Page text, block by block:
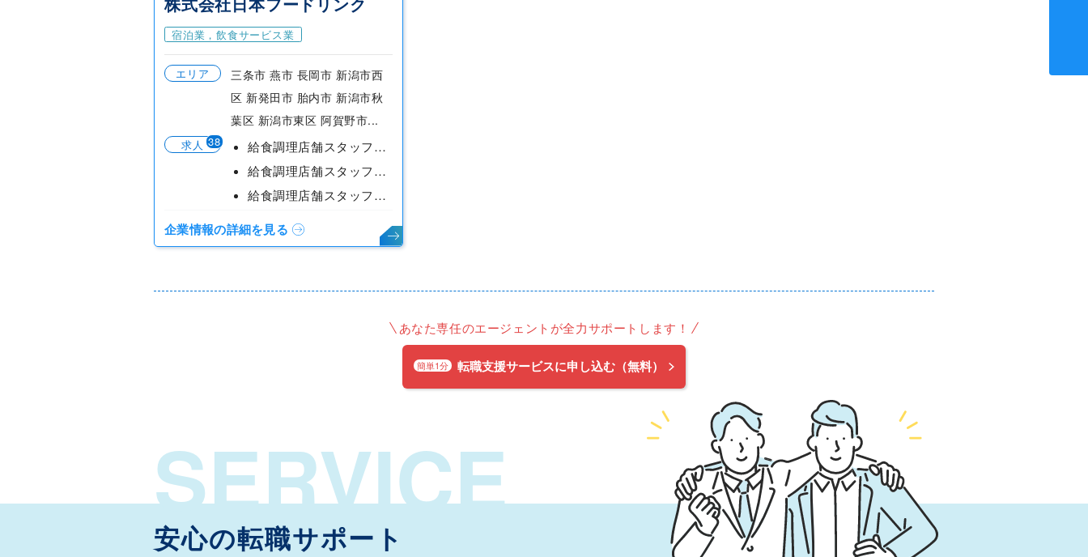
宿泊業，飲食サービス業
エリア
三条市 燕市 長岡市 新潟市西
区 新発田市 胎内市 新潟市秋
葉区 新潟市東区 阿賀野市...
求人 38
給食調理店舗スタッフ／正社員（燕市・三条市）
給食調理店舗スタッフ／正社員（三条市・長岡）
給食調理店舗スタッフ／正社員（西区・新潟市内）
企業情報の詳細を見る
あなた専任のエージェントが全力サポートします！
簡単1分 転職支援サービスに申し込む（無料）
SERVICE
安心の転職サポート